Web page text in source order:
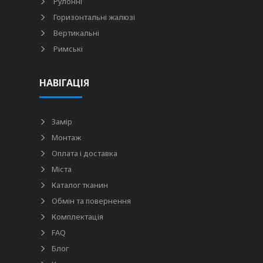
Горизонтальні жалюзі
Вертикальні
Римські
НАВІГАЦІЯ
Замір
Монтаж
Оплата і доставка
Міста
Каталог тканин
Обмін та повернення
Комплектація
FAQ
Блог